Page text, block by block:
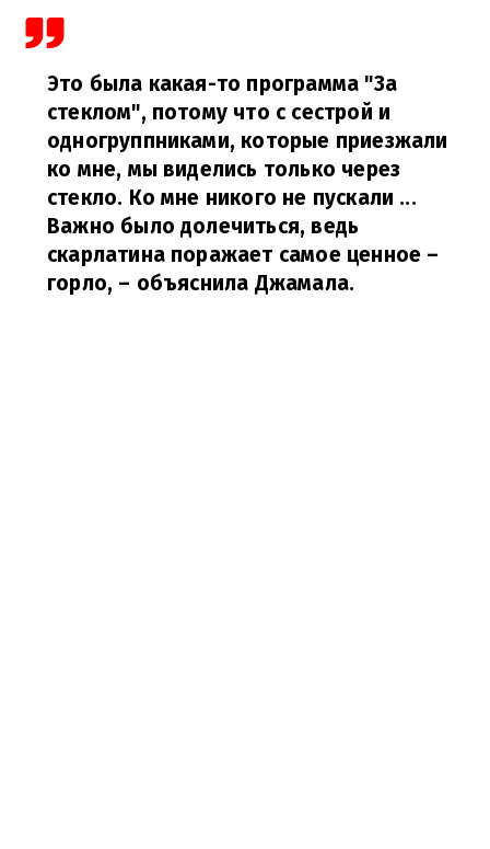
Это была какая-то программа "За
стеклом", потому что с сестрой и
одногруппниками, которые приезжали
ко мне, мы виделись только через
стекло. Ко мне никого не пускали ...
Важно было долечиться, ведь
скарлатина поражает самое ценное –
горло, – объяснила Джамала.